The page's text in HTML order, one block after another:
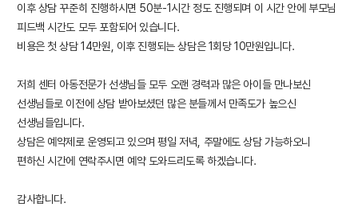
이후 상담 꾸준히 진행하시면 50분-1시간 정도 진행되며 이 시간 안에 부모님
피드백 시간도 모두 포함되어 있습니다.
비용은 첫 상담 14만원, 이후 진행되는 상담은 1회당 10만원입니다.
저희 센터 아동전문가 선생님들 모두 오랜 경력과 많은 아이들 만나보신
선생님들로 이전에 상담 받아보셨던 많은 분들께서 만족도가 높으신
선생님들입니다.
상담은 예약제로 운영되고 있으며 평일 저녁, 주말에도 상담 가능하오니
편하신 시간에 연락주시면 예약 도와드리도록 하겠습니다.
감사합니다.